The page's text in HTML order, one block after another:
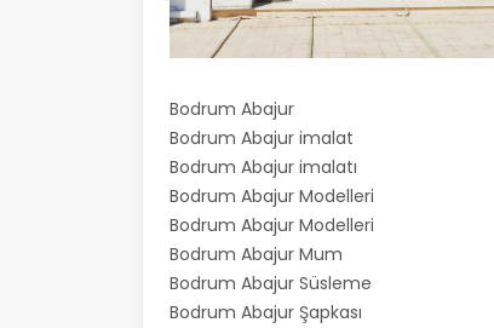
Bodrum Abajur
Bodrum Abajur imalat
Bodrum Abajur imalatı
Bodrum Abajur Modelleri
Bodrum Abajur Modelleri
Bodrum Abajur Mum
Bodrum Abajur Süsleme
Bodrum Abajur Şapkası